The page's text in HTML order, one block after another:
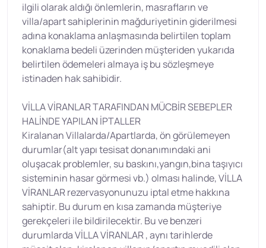
ilgili olarak aldığı önlemlerin, masrafların ve
villa/apart sahiplerinin mağduriyetinin giderilmesi
adına konaklama anlaşmasında belirtilen toplam
konaklama bedeli üzerinden müşteriden yukarıda
belirtilen ödemeleri almaya iş bu sözleşmeye
istinaden hak sahibidir.
VİLLA VİRANLAR TARAFINDAN MÜCBİR SEBEPLER
HALİNDE YAPILAN İPTALLER
Kiralanan Villalarda/Apartlarda, ön görülemeyen
durumlar(alt yapı tesisat donanımındaki ani
oluşacak problemler, su baskını,yangın,bina taşıyıcı
sisteminin hasar görmesi vb.) olması halinde, VİLLA
VİRANLAR rezervasyonunuzu iptal etme hakkına
sahiptir. Bu durum en kısa zamanda müşteriye
gerekçeleri ile bildirilecektir. Bu ve benzeri
durumlarda VİLLA VİRANLAR , aynı tarihlerde